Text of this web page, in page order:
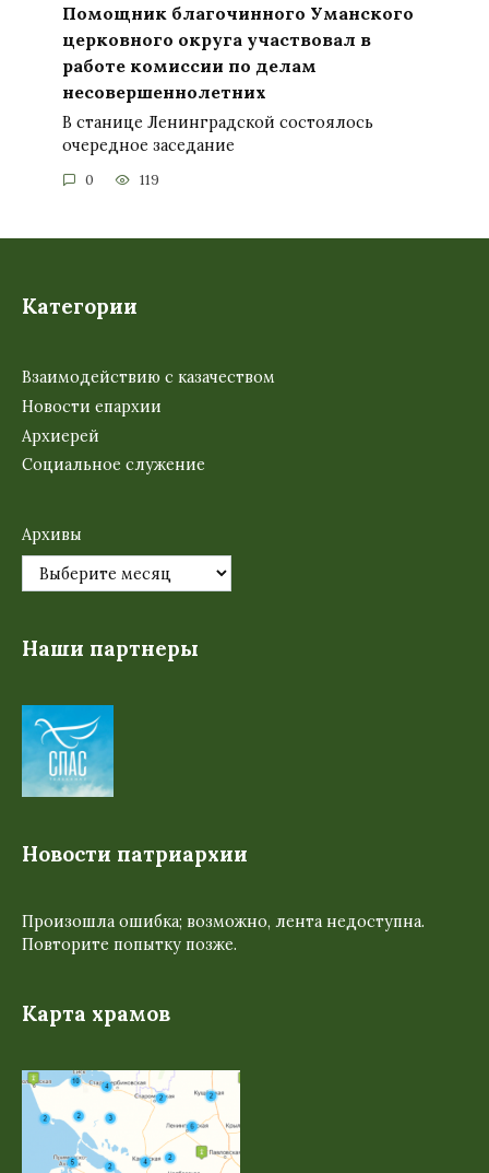
Помощник благочинного Уманского
церковного округа участвовал в
работе комиссии по делам
несовершеннолетних
В станице Ленинградской состоялось
очередное заседание
0 119
Категории
Взаимодействию с казачеством
Новости епархии
Архиерей
Социальное служение
Архивы
Наши партнеры
Новости патриархии
Произошла ошибка; возможно, лента недоступна.
Повторите попытку позже.
Карта храмов